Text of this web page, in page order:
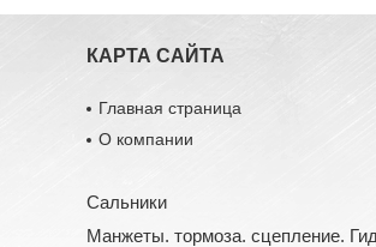
КАРТА САЙТА
Главная страница
О компании
Сальники
Манжеты. тормоза. сцепление.